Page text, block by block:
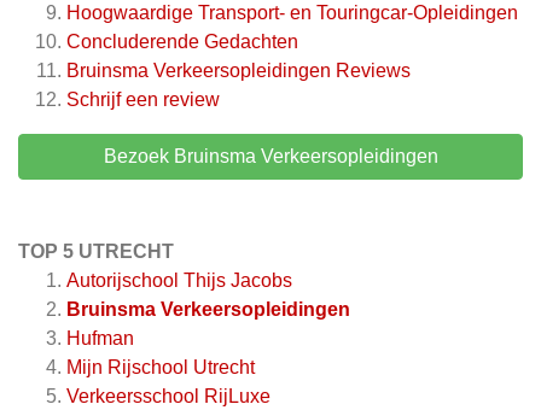
Hoogwaardige Transport- en Touringcar-Opleidingen
Concluderende Gedachten
Bruinsma Verkeersopleidingen Reviews
Schrijf een review
Bezoek Bruinsma Verkeersopleidingen
TOP 5 UTRECHT
Autorijschool Thijs Jacobs
Bruinsma Verkeersopleidingen
Hufman
Mijn Rijschool Utrecht
Verkeersschool RijLuxe